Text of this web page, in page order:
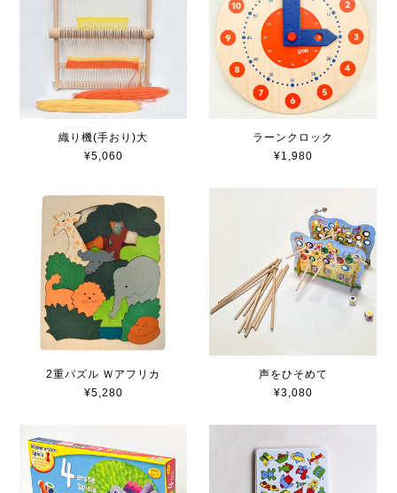
織り機(手おり)大
¥5,060
ラーンクロック
¥1,980
2重パズル Ｗアフリカ
¥5,280
声をひそめて
¥3,080